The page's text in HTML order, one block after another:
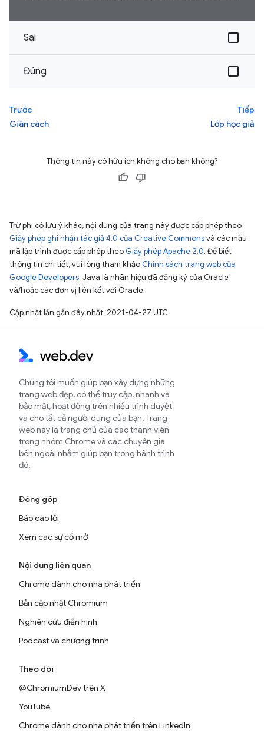
Sai
Đúng
Trước
Giãn cách
Tiếp
Lớp học giả
Thông tin này có hữu ích không cho bạn không?
Trừ phi có lưu ý khác, nội dung của trang này được cấp phép theo
Giấy phép ghi nhận tác giả 4.0 của Creative Commonsvà các mẫu
mã lập trình được cấp phép theo Giấy phép Apache 2.0. Để biết
thông tin chi tiết, vui lòng tham khảo Chính sách trang web của
Google Developers. Java là nhãn hiệu đã đăng ký của Oracle
và/hoặc các đơn vị liên kết với Oracle.
Cập nhật lần gần đây nhất: 2021-04-27 UTC.
Chúng tôi muốn giúp bạn xây dựng những
trang web đẹp, có thể truy cập, nhanh và
bảo mật, hoạt động trên nhiều trình duyệt
và cho tất cả người dùng của bạn. Trang
web này là trang chủ của các thành viên
trong nhóm Chrome và các chuyên gia
bên ngoài nhằm giúp bạn trong hành trình
đó.
Đóng góp
Báo cáo lỗi
Xem các sự cố mở
Nội dung liên quan
Chrome dành cho nhà phát triển
Bản cập nhật Chromium
Nghiên cứu điển hình
Podcast và chương trình
Theo dõi
@ChromiumDev trên X
YouTube
Chrome dành cho nhà phát triển trên LinkedIn